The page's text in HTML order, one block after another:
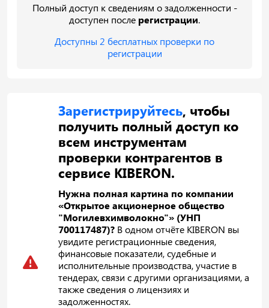
Полный доступ к сведениям о задолженности -
доступен после регистрации.
Доступны 2 бесплатных проверки по
регистрации
Зарегистрируйтесь, чтобы
получить полный доступ ко
всем инструментам
проверки контрагентов в
сервисе KIBERON.
Нужна полная картина по компании
«Открытое акционерное общество
"Могилевхимволокно"» (УНП
700117487)? В одном отчёте KIBERON вы
увидите регистрационные сведения,
финансовые показатели, судебные и
исполнительные производства, участие в
тендерах, связи с другими организациями, а
также сведения о лицензиях и
задолженностях.